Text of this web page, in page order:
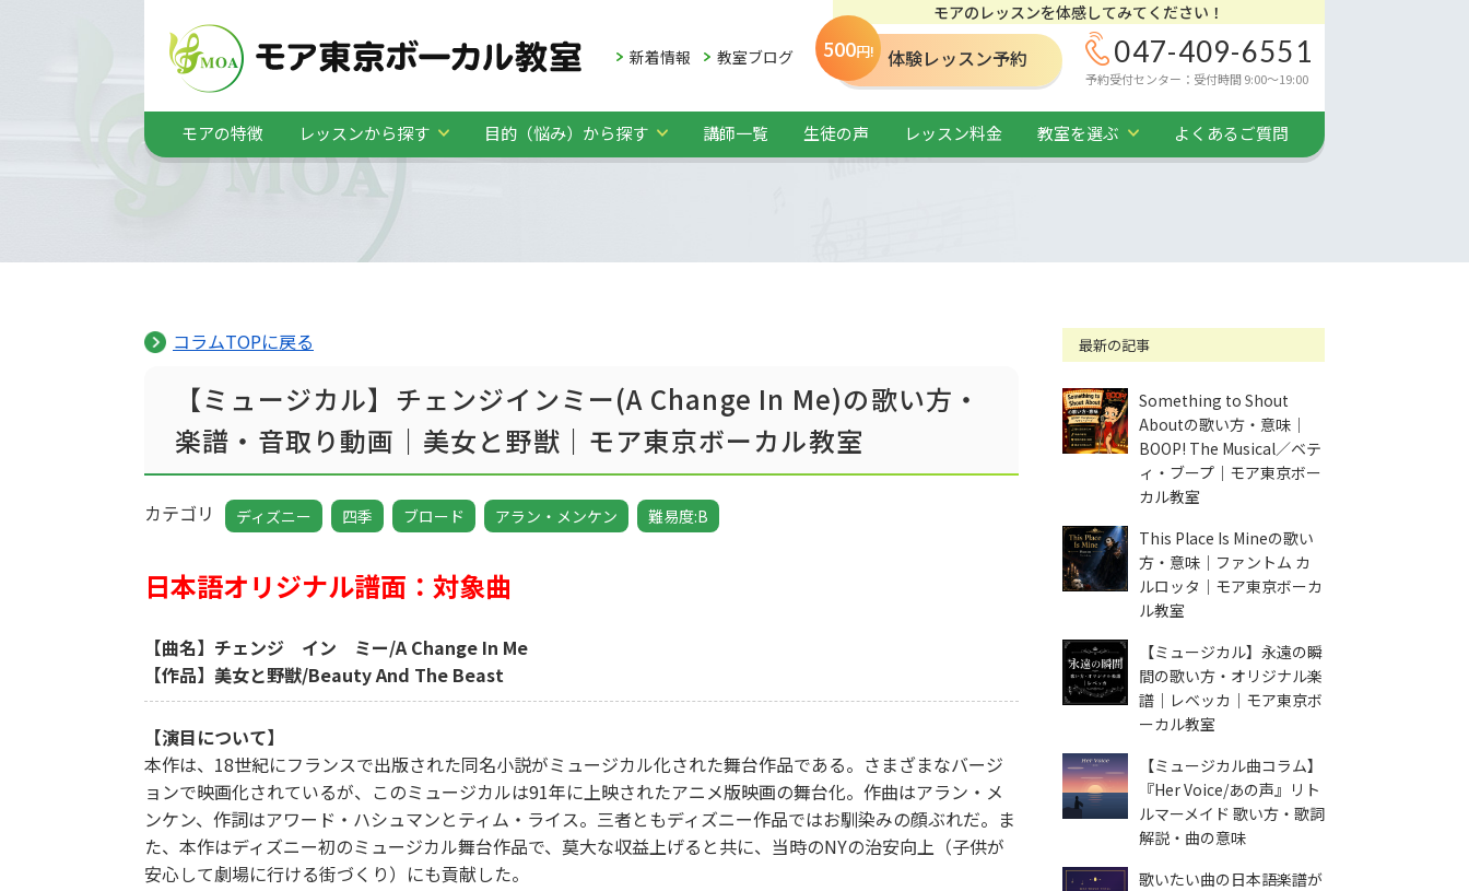
新着情報 教室ブログ
モアのレッスンを体感してみてください！
500円! 体験レッスン予約 047-409-6551
予約受付センター：受付時間 9:00～19:00
モアの特徴 レッスンから探す 目的（悩み）から探す 講師一覧 生徒の声 レッスン料金 教室を選ぶ よくあるご質問
コラムTOPに戻る
【ミュージカル】チェンジインミー(A Change In Me)の歌い方・
楽譜・音取り動画｜美女と野獣｜モア東京ボーカル教室
カテゴリ ディズニー 四季 ブロード アラン・メンケン 難易度:B
日本語オリジナル譜面：対象曲
【曲名】チェンジ イン ミー/A Change In Me
【作品】美女と野獣/Beauty And The Beast
【演目について】
本作は、18世紀にフランスで出版された同名小説がミュージカル化された舞台作品である。さまざまなバージ
ョンで映画化されているが、このミュージカルは91年に上映されたアニメ版映画の舞台化。作曲はアラン・メ
ンケン、作詞はアワード・ハシュマンとティム・ライス。三者ともディズニー作品ではお馴染みの顔ぶれだ。ま
た、本作はディズニー初のミュージカル舞台作品で、莫大な収益上げると共に、当時のNYの治安向上（子供が
安心して劇場に行ける街づくり）にも貢献した。
最新の記事
Something to Shout
Aboutの歌い方・意味｜
BOOP! The Musical／ベテ
ィ・ブープ｜モア東京ボー
カル教室
This Place Is Mineの歌い
方・意味｜ファントム カ
ルロッタ｜モア東京ボーカ
ル教室
【ミュージカル】永遠の瞬
間の歌い方・オリジナル楽
譜｜レベッカ｜モア東京ボ
ーカル教室
【ミュージカル曲コラム】
『Her Voice/あの声』リト
ルマーメイド 歌い方・歌詞
解説・曲の意味
歌いたい曲の日本語楽譜が